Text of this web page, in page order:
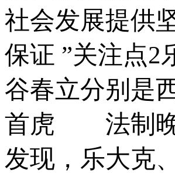
社会发展提供
保证 ”关注点2
谷春立分别是
首虎 法制晚
发现，乐大克